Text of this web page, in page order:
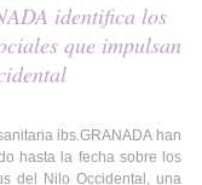
identifica los
que impulsan
ibs.GRANADA han
hasta la fecha sobre los
del Nilo Occidental, una